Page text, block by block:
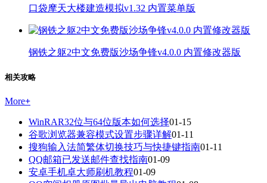
口袋摩天大楼建造模拟v1.32 内置菜单版
钢铁之躯2中文免费版沙场争锋v4.0.0 内置修改器版
相关攻略
More+
WinRAR32位与64位版本如何选择01-15
谷歌浏览器兼容模式设置步骤详解01-11
搜狗输入法简繁体切换技巧与快捷键指南01-11
QQ邮箱已发送邮件查找指南01-09
安卓手机卓大师刷机教程01-09